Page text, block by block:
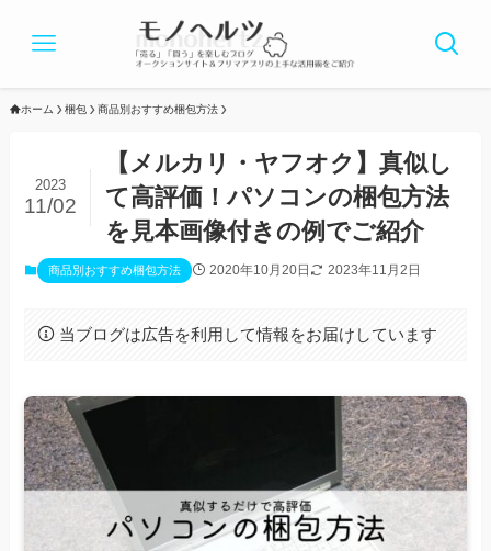
ホーム 梱包 商品別おすすめ梱包方法
【メルカリ・ヤフオク】真似し
て高評価！パソコンの梱包方法
を見本画像付きの例でご紹介
2023
11/02
商品別おすすめ梱包方法 2020年10月20日 2023年11月2日
当ブログは広告を利用して情報をお届けしています